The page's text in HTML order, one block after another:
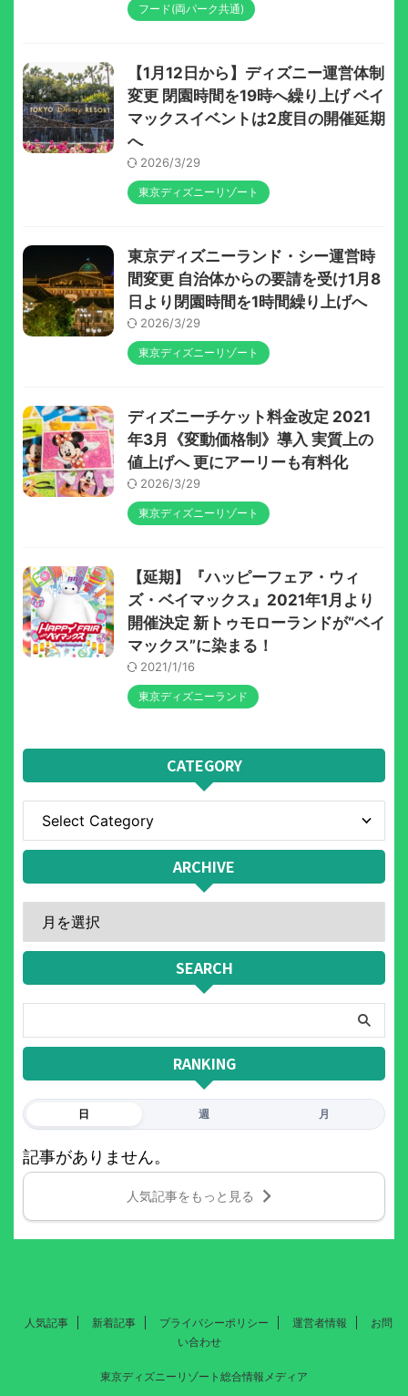
フード(両パーク共通)
【1月12日から】ディズニー運営体制
変更 閉園時間を19時へ繰り上げ ベイ
マックスイベントは2度目の開催延期
へ
2026/3/29
東京ディズニーリゾート
東京ディズニーランド・シー運営時
間変更 自治体からの要請を受け1月8
日より閉園時間を1時間繰り上げへ
2026/3/29
東京ディズニーリゾート
ディズニーチケット料金改定 2021
年3月《変動価格制》導入 実質上の
値上げへ 更にアーリーも有料化
2026/3/29
東京ディズニーリゾート
【延期】『ハッピーフェア・ウィ
ズ・ベイマックス』2021年1月より
開催決定 新トゥモローランドが“ベイ
マックス”に染まる！
2021/1/16
東京ディズニーランド
CATEGORY
ARCHIVE
SEARCH
RANKING
日 週 月
記事がありません。
人気記事をもっと見る
人気記事 新着記事 プライバシーポリシー 運営者情報
お問
い合わせ
東京ディズニーリゾート総合情報メディア